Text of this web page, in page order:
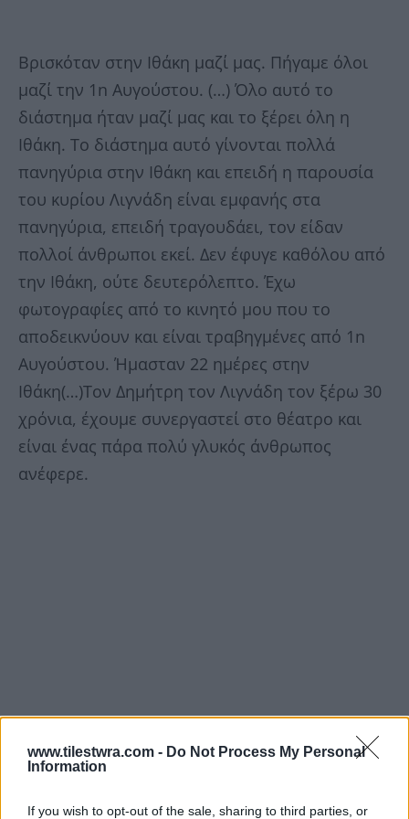
www.tilestwra.com - Do Not Process My Personal
Information
If you wish to opt-out of the sale, sharing to third parties, or
Βρισκόταν στην Ιθάκη μαζί μας. Πήγαμε όλοι
μαζί την 1n Αυγούστου. (…) Όλο αυτό το
διάστημα ήταν μαζί μας και το ξέρει όλη η
Ιθάκη. Το διάστημα αυτό γίνονται πολλά
πανηγύρια στην Ιθάκη και επειδή η παρουσία
του κυρίου Λιγνάδη είναι εμφανής στα
πανηγύρια, επειδή τραγουδάει, τον είδαν
πολλοί άνθρωποι εκεί. Δεν έφυγε καθόλου από
την Ιθάκη, ούτε δευτερόλεπτο. Έχω
φωτογραφίες από το κινητό μου που το
αποδεικνύουν και είναι τραβηγμένες από 1n
Αυγούστου. Ήμασταν 22 ημέρες στην
Ιθάκη(…)Τον Δημήτρη τον Λιγνάδη τον ξέρω 30
χρόνια, έχουμε συνεργαστεί στο θέατρο και
είναι ένας πάρα πολύ γλυκός άνθρωπος
ανέφερε.